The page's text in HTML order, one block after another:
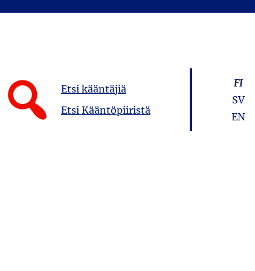
Etsi kääntäjiä
Etsi Kääntöpiiristä
FI
SV
EN